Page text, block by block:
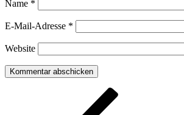
Name *
E-Mail-Adresse *
Website
Beitragsnavigation